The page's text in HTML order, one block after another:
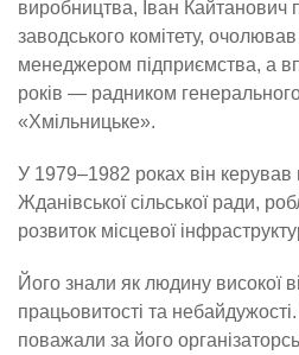
виробництва, Іван
заводського комітету,
менеджером підприємства, а
років — радником
«Хмільницьке».
У 1979–1982 роках він
Жданівської сільської ради,
розвиток місцевої
Його знали як людину високої
працьовитості та
поважали за його